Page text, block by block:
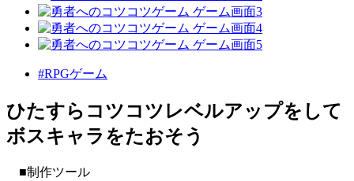
#RPGゲーム
ひたすらコツコツレベルアップをして
ボスキャラをたおそう
■制作ツール